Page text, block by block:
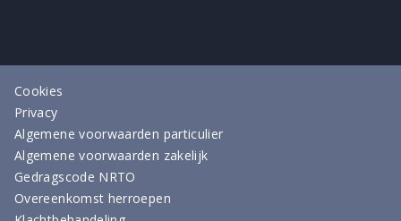
Cookies
Privacy
Algemene voorwaarden particulier
Algemene voorwaarden zakelijk
Gedragscode NRTO
Overeenkomst herroepen